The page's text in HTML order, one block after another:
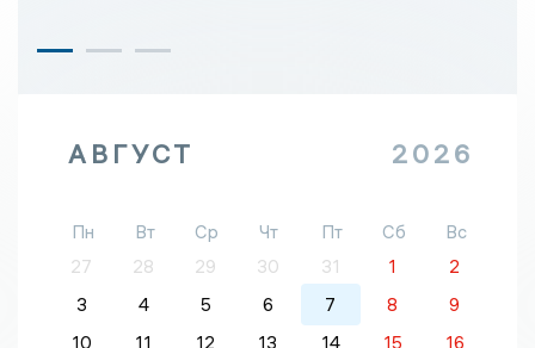
АВГУСТ 2026
Пн Вт Ср Чт Пт Сб
Вс
27
28 29 30 31 1
2
3
4 5 6 7 8
9
10
11 12 13 14 15 16